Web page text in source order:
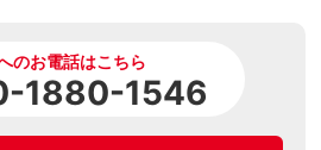
のお電話はこちら
1880-1546